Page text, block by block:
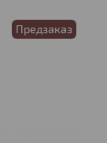
Предзаказ